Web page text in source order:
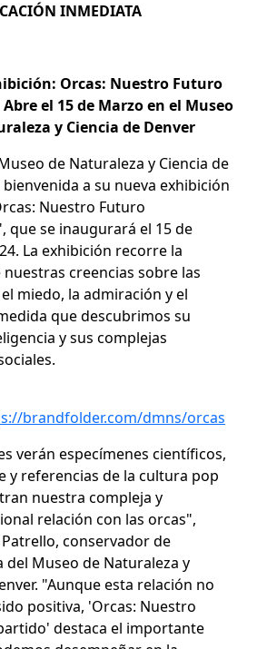
INMEDIATA
Orcas: Nuestro Futuro
el 15 de Marzo en el Museo
y Ciencia de Denver
de Naturaleza y Ciencia de
a su nueva exhibición
Nuestro Futuro
que se inaugurará el 15 de
La exhibición recorre la
creencias sobre las
miedo, la admiración y el
que descubrimos su
y sus complejas
brandfolder.com/dmns/orcas
verán especímenes científicos,
y referencias de la cultura pop
nuestra compleja y
relación con las orcas",
conservador de
Museo de Naturaleza y
"Aunque esta relación no
positiva, 'Orcas: Nuestro
destaca el importante